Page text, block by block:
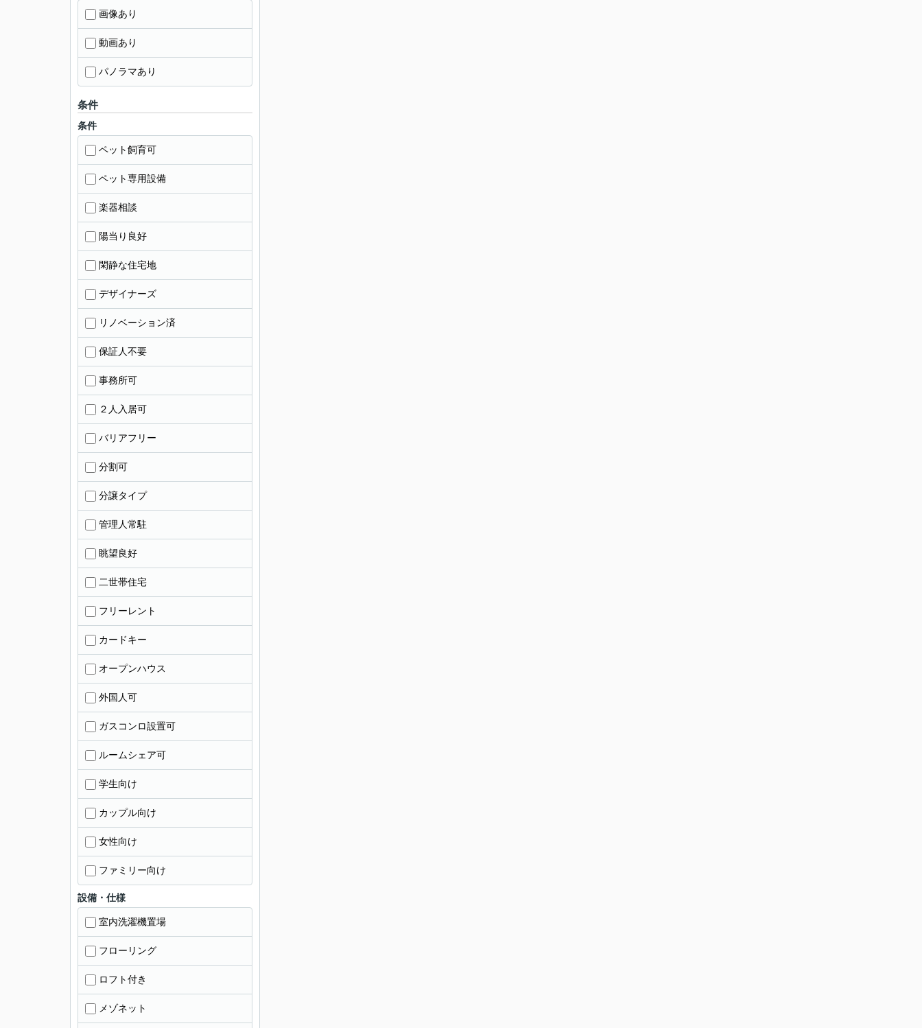
画像あり
動画あり
パノラマあり
条件
条件
ペット飼育可
ペット専用設備
楽器相談
陽当り良好
閑静な住宅地
デザイナーズ
リノベーション済
保証人不要
事務所可
２人入居可
バリアフリー
分割可
分譲タイプ
管理人常駐
眺望良好
二世帯住宅
フリーレント
カードキー
オープンハウス
外国人可
ガスコンロ設置可
ルームシェア可
学生向け
カップル向け
女性向け
ファミリー向け
設備・仕様
室内洗濯機置場
フローリング
ロフト付き
メゾネット